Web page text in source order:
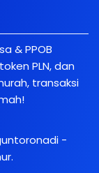
& PPOB
PLN, dan
transaksi
-